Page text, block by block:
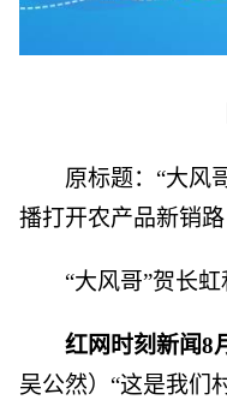
原标题：“大风
播打开农产品新销路
“大风哥”贺长
红网时刻新闻8
吴公然）“这是我们